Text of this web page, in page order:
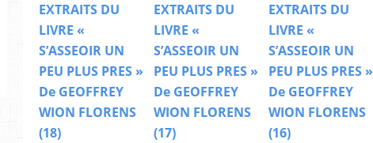
EXTRAITS DU
LIVRE «
S’ASSEOIR UN
PEU PLUS PRES »
De GEOFFREY
WION FLORENS
(18)
EXTRAITS DU
LIVRE «
S’ASSEOIR UN
PEU PLUS PRES »
De GEOFFREY
WION FLORENS
(17)
EXTRAITS DU
LIVRE «
S’ASSEOIR UN
PEU PLUS PRES »
De GEOFFREY
WION FLORENS
(16)